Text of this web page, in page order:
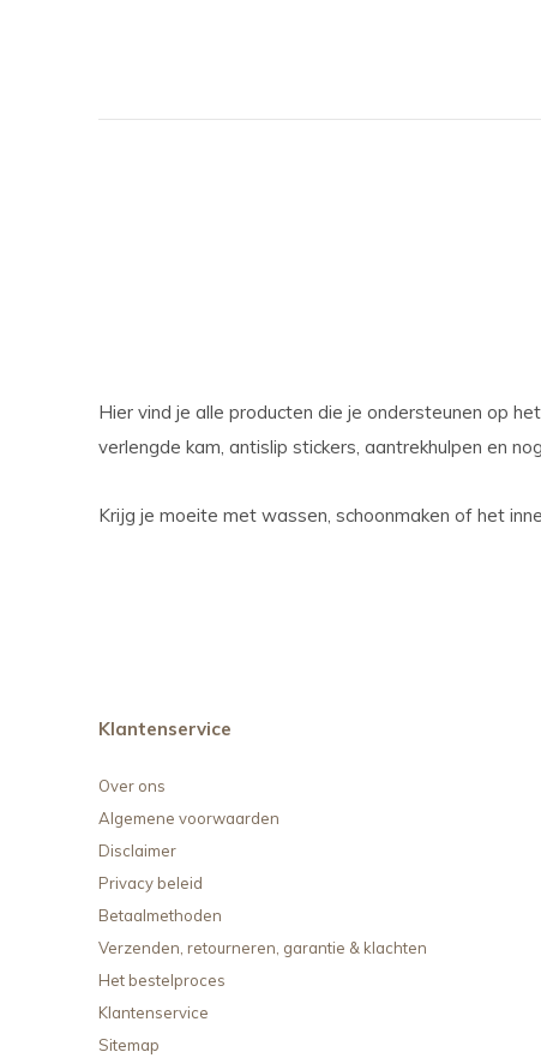
Hier vind je alle producten die je ondersteunen op
verlengde kam, antislip stickers, aantrekhulpen en
Krijg je moeite met wassen, schoonmaken of het
Klantenservice
Over ons
Algemene voorwaarden
Disclaimer
Privacy beleid
Betaalmethoden
Verzenden, retourneren, garantie & klachten
Het bestelproces
Klantenservice
Sitemap